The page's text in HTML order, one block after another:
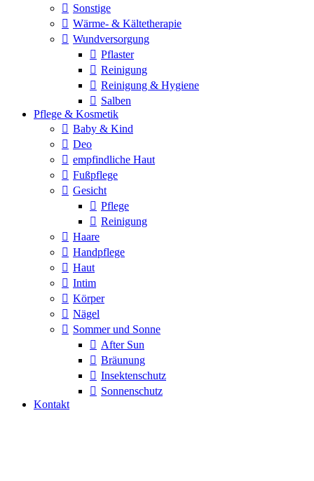
Sonstige
Wärme- & Kältetherapie
Wundversorgung
Pflaster
Reinigung
Reinigung & Hygiene
Salben
Pflege & Kosmetik
Baby & Kind
Deo
empfindliche Haut
Fußpflege
Gesicht
Pflege
Reinigung
Haare
Handpflege
Haut
Intim
Körper
Nägel
Sommer und Sonne
After Sun
Bräunung
Insektenschutz
Sonnenschutz
Kontakt